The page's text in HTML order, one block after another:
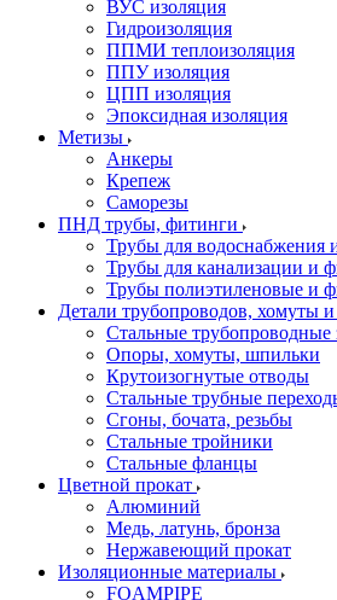
ВУС изоляция
Гидроизоляция
ППМИ теплоизоляция
ППУ изоляция
ЦПП изоляция
Эпоксидная изоляция
Метизы
Анкеры
Крепеж
Саморезы
ПНД трубы, фитинги
Трубы для водоснабжения
Трубы для канализации и
Трубы полиэтиленовые и
Детали трубопроводов, хомуты
Стальные трубопроводные
Опоры, хомуты, шпильки
Крутоизогнутые отводы
Стальные трубные
Сгоны, бочата, резьбы
Стальные тройники
Стальные фланцы
Цветной прокат
Алюминий
Медь, латунь, бронза
Нержавеющий прокат
Изоляционные материалы
FOAMPIPE